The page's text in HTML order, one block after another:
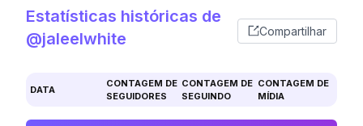
Estatísticas históricas de
@jaleelwhite
Compartilhar
DATA
CONTAGEM DE
SEGUIDORES
CONTAGEM DE
SEGUINDO
CONTAGEM DE
MÍDIA